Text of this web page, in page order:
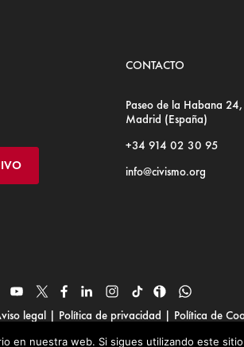
CONTACTO
Paseo de la Habana
Madrid (España)
+34 914 02 30 95
info@civismo.org
legal | Política de privacidad | Política de
© Fundación Civismo 2025
en nuestra web. Si sigues utilizando este